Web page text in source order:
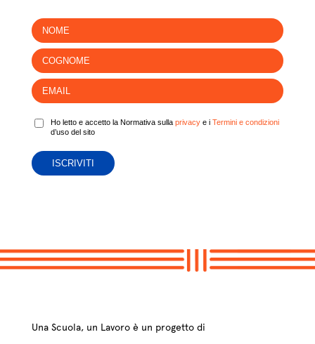
Ho letto e accetto la Normativa sulla privacye i Termini e condizioni
d’uso del sito
Una Scuola, un Lavoro è un progetto di